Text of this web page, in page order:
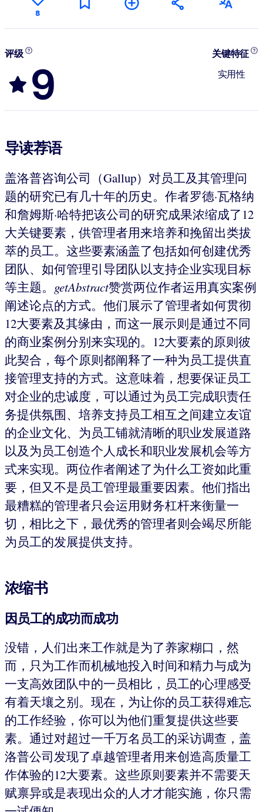
8
评级
9
关键特征
实用性
导读荐语
盖洛普咨询公司（Gallup）对员工及其管理问
题的研究已有几十年的历史。作者罗德·瓦格纳
和詹姆斯·哈特把该公司的研究成果浓缩成了12
大关键要素，供管理者用来培养和挽留出类拔
萃的员工。这些要素涵盖了包括如何创建优秀
团队、如何管理引导团队以支持企业实现目标
等主题。 getAbstract赞赏两位作者运用真实案例
阐述论点的方式。他们展示了管理者如何贯彻
12大要素及其缘由，而这一展示则是通过不同
的商业案例分别来实现的。12大要素的原则彼
此契合，每个原则都阐释了一种为员工提供直
接管理支持的方式。这意味着，想要保证员工
对企业的忠诚度，可以通过为员工完成职责任
务提供氛围、培养支持员工相互之间建立友谊
的企业文化、为员工铺就清晰的职业发展道路
以及为员工创造个人成长和职业发展机会等方
式来实现。两位作者阐述了为什么工资如此重
要，但又不是员工管理最重要因素。他们指出
最糟糕的管理者只会运用财务杠杆来衡量一
切，相比之下，最优秀的管理者则会竭尽所能
为员工的发展提供支持。
浓缩书
因员工的成功而成功
没错，人们出来工作就是为了养家糊口，然
而，只为工作而机械地投入时间和精力与成为
一支高效团队中的一员相比，员工的心理感受
有着天壤之别。现在，为让你的员工获得难忘
的工作经验，你可以为他们重复提供这些要
素。通过对超过一千万名员工的采访调查，盖
洛普公司发现了卓越管理者用来创造高质量工
作体验的12大要素。这些原则要素并不需要天
赋禀异或是表现出众的人才才能实施，你只需